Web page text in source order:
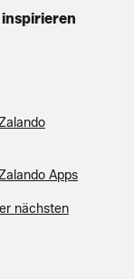
Apps
nächsten